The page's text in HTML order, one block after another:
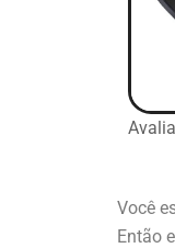
Você
Então